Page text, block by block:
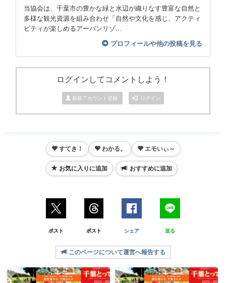
当協会は、千葉市の豊かな緑と水辺が織りなす豊富な自然と
多様な観光資源を組み合わせ「自然や文化を感じ、アクティ
ビティが楽しめるアーバンリゾ...
プロフィールや他の投稿を見る
ログインしてコメントしよう！
新規アカウント登録 ログイン
すてき！ わかる。 エモいぃ～
お気に入りに追加 おすすめに追加
ポスト ポスト シェア 送る
このページについて運営へ報告する